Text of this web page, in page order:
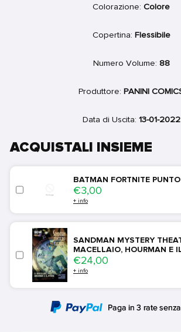
Colorazione: Colore
Copertina: Flessibile
Numero Volume: 88
Produttore: PANINI
Data di Uscita: 13-01-2022
ACQUISTALI INSIEME
BATMAN FORTNITE
Price
€3,00
+ info
SANDMAN MYSTERY
MACELLAIO, HOURMAN E
Price
€24,00
+ info